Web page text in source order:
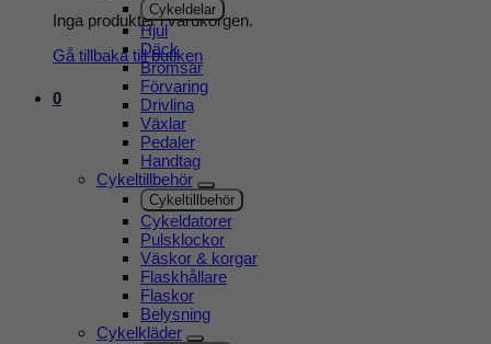
Inga produkter i varukorgen.
Gå tillbaka till butiken
0
Cykeldelar
Hjul
Däck
Bromsar
Förvaring
Drivlina
Växlar
Pedaler
Handtag
Cykeltillbehör
Cykeltillbehör
Cykeldatorer
Pulsklockor
Väskor & korgar
Flaskhållare
Flaskor
Belysning
Cykelkläder